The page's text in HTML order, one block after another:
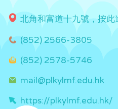
北角和富道十九號，按
(852) 2566-3805
(852) 2578-5746
mail@plkylmf.edu.hk
https://plkylmf.edu.hk/